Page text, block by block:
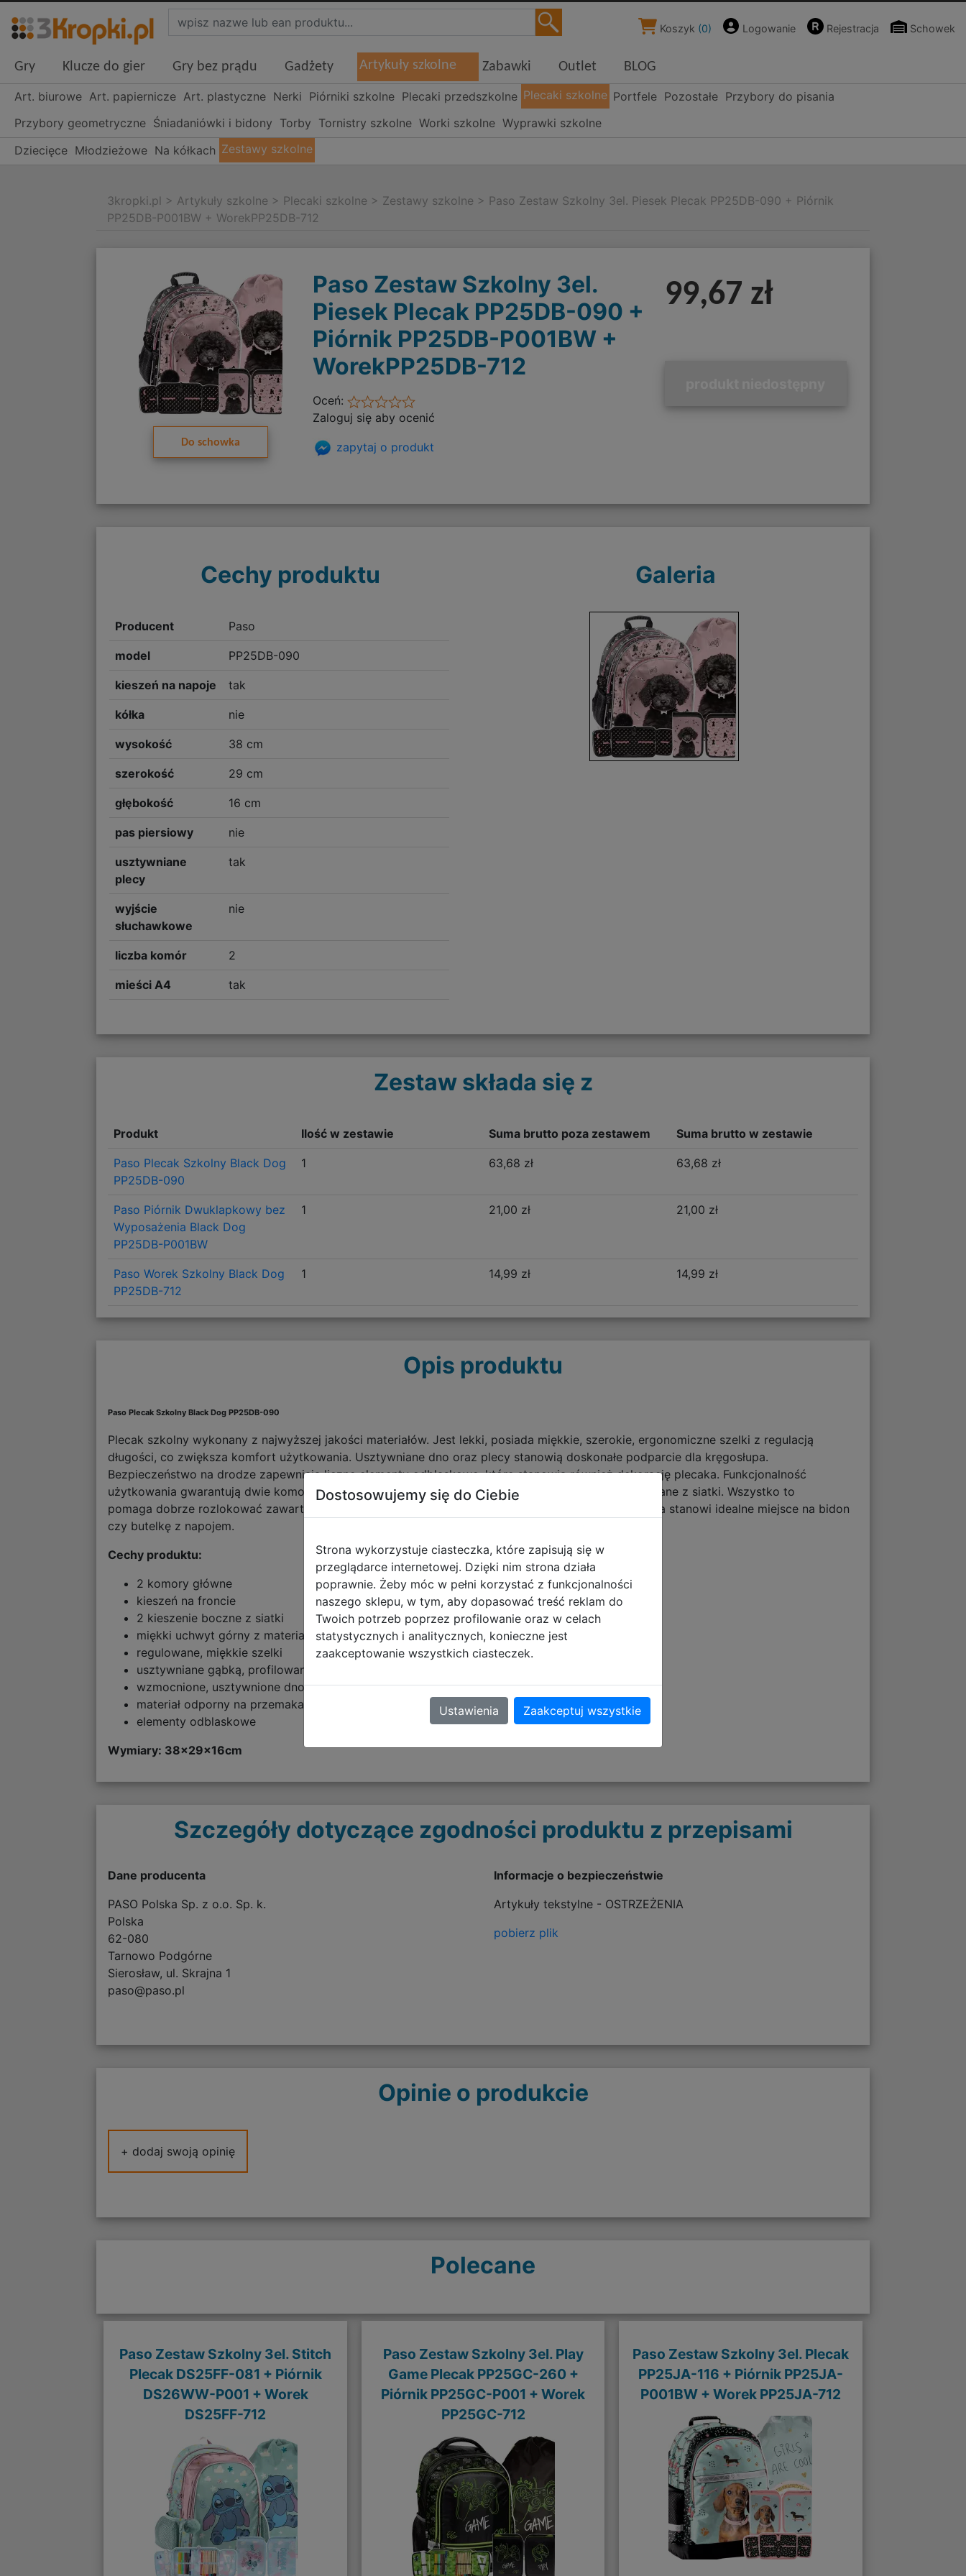
Koszyk (0) Logowanie Rejestracja Schowek
Gry Klucze do gier Gry bez prądu Gadżety Artykuły szkolne Zabawki Outlet BLOG
Art. biurowe Art. papiernicze Art. plastyczne Nerki Piórniki szkolne Plecaki przedszkolne Plecaki szkolne Portfele Pozostałe Przybory do pisania
Przybory geometryczne Śniadaniówki i bidony Torby Tornistry szkolne Worki szkolne Wyprawki szkolne
Dziecięce Młodzieżowe Na kółkach Zestawy szkolne
3kropki.pl > Artykuły szkolne > Plecaki szkolne > Zestawy szkolne > Paso Zestaw Szkolny 3el. Piesek Plecak PP25DB-090 + Piórnik
PP25DB-P001BW + WorekPP25DB-712
Do schowka
Paso Zestaw Szkolny 3el.
Piesek Plecak PP25DB-090 +
Piórnik PP25DB-P001BW +
WorekPP25DB-712
Oceń:
Zaloguj się aby ocenić
zapytaj o produkt
99,67 zł
Cechy produktu
Producent Paso
model PP25DB-090
kieszeń na napoje tak
kółka nie
wysokość 38 cm
szerokość 29 cm
głębokość 16 cm
pas piersiowy nie
usztywniane
plecy
tak
wyjście
słuchawkowe
nie
liczba komór 2
mieści A4 tak
Galeria
Zestaw składa się z
Produkt Ilość w zestawie Suma brutto poza zestawem Suma brutto w zestawie
Paso Plecak Szkolny Black Dog
PP25DB-090
1 63,68 zł 63,68 zł
Paso Piórnik Dwuklapkowy bez
Wyposażenia Black Dog
PP25DB-P001BW
1 21,00 zł 21,00 zł
Paso Worek Szkolny Black Dog
PP25DB-712
1 14,99 zł 14,99 zł
Opis produktu
Paso Plecak Szkolny Black Dog PP25DB-090
Plecak szkolny wykonany z najwyższej jakości materiałów. Jest lekki, posiada miękkie, szerokie, ergonomiczne szelki z regulacją
długości, co zwiększa komfort użytkowania. Usztywniane dno oraz plecy stanowią doskonałe podparcie dla kręgosłupa.
Bezpieczeństwo na drodze zapewniają liczne elementy odblaskowe, które stanowią również dekorację plecaka. Funkcjonalność
użytkowania gwarantują dwie komory główne, kieszeń na froncie oraz dwie kieszenie boczne wykonane z siatki. Wszystko to
pomaga dobrze rozlokować zawartość i utrzymać porządek w plecaku. Boczna elastyczna kieszonka stanowi idealne miejsce na bidon
czy butelkę z napojem.
Cechy produktu:
2 komory główne
kieszeń na froncie
2 kieszenie boczne z siatki
miękki uchwyt górny z materiału
regulowane, miękkie szelki
usztywniane gąbką, profilowane plecy
wzmocnione, usztywnione dno
materiał odporny na przemakanie
elementy odblaskowe
Wymiary: 38x29x16cm
Szczegóły dotyczące zgodności produktu z przepisami
Dane producenta
PASO Polska Sp. z o.o. Sp. k.
Polska
62-080
Tarnowo Podgórne
Sierosław, ul. Skrajna 1
paso@paso.pl
Informacje o bezpieczeństwie
Artykuły tekstylne - OSTRZEŻENIA
pobierz plik
Opinie o produkcie
+ dodaj swoją opinię
Polecane
Paso Zestaw Szkolny 3el. Stitch
Plecak DS25FF-081 + Piórnik
DS26WW-P001 + Worek
DS25FF-712
Paso Zestaw Szkolny 3el. Play
Game Plecak PP25GC-260 +
Piórnik PP25GC-P001 + Worek
PP25GC-712
Paso Zestaw Szkolny 3el. Plecak
PP25JA-116 + Piórnik PP25JA-
P001BW + Worek PP25JA-712
Dostosowujemy się do Ciebie
Strona wykorzystuje ciasteczka, które zapisują się w
przeglądarce internetowej. Dzięki nim strona działa
poprawnie. Żeby móc w pełni korzystać z funkcjonalności
naszego sklepu, w tym, aby dopasować treść reklam do
Twoich potrzeb poprzez profilowanie oraz w celach
statystycznych i analitycznych, konieczne jest
zaakceptowanie wszystkich ciasteczek.
Ustawienia Zaakceptuj wszystkie